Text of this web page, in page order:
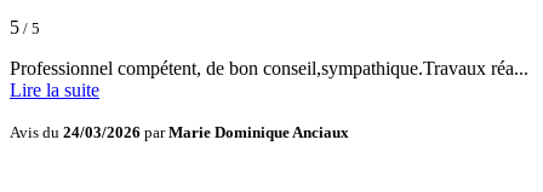
5 / 5
Professionnel compétent, de bon conseil,sympathique.Travaux réa...
Lire la suite
Avis du 24/03/2026 parMarie Dominique Anciaux